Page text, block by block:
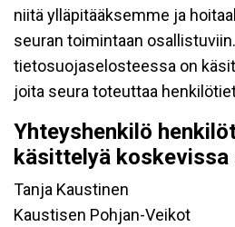
niitä ylläpitääksemme ja
seuran toimintaan
tietosuojaselosteessa on
joita seura toteuttaa
Yhteyshenkilö
käsittelyä koskevissa
Tanja Kaustinen
Kaustisen Pohjan-Veikot